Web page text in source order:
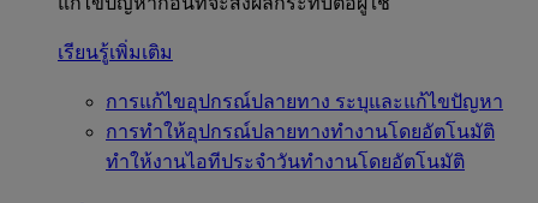
เรียนรู้เพิ่มเติม
การแก้ไขอุปกรณ์ปลายทาง ระบุและแก้ไขปัญหา
การทำให้อุปกรณ์ปลายทางทำงานโดยอัตโนมัติ
ทำให้งานไอทีประจำวันทำงานโดยอัตโนมัติ